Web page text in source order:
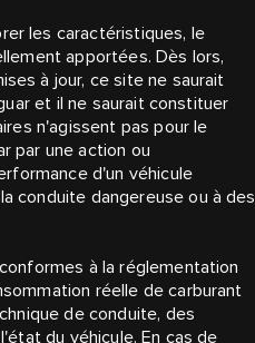
les caractéristiques, le
apportées. Dès lors,
à jour, ce site ne saurait
et il ne saurait constituer
n'agissent pas pour le
par une action ou
d'un véhicule
conduite dangereuse ou à des
à la réglementation
réelle de carburant
de conduite, des
du véhicule. En cas de